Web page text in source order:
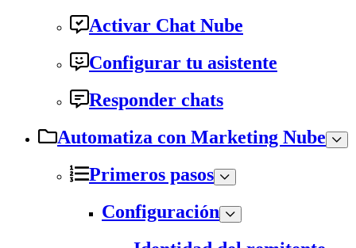
Activar Chat Nube
Configurar tu asistente
Responder chats
Automatiza con Marketing Nube
Primeros pasos
Configuración